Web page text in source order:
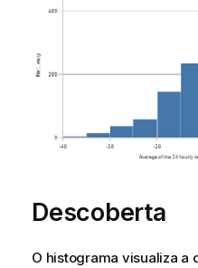
Descoberta
O histograma visualiza a